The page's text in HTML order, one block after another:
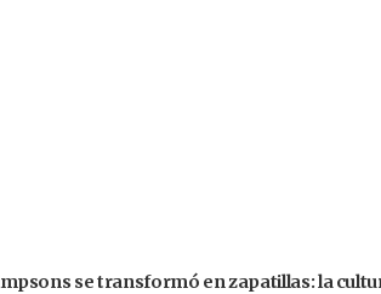
se transformó en zapatillas: la